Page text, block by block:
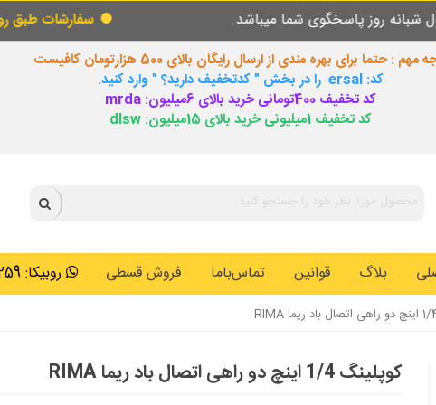
شما میباشد. سفارشات طبق روال عادی در
مهم : حتما برای بهره مندی از ارسال رایگان بالای 500 هزارتومان کافیست
کد: ersal را در بخش " کدتخفیف دارید؟ " وارد کنید.
کد تخفیف 400تومانی خرید بالای 6میلیون: mrda
کد تخفیف 1میلیونی خرید بالای 15میلیون: dlsw
روبیکا: 09120146259 بلاگ قوانین تماس‌باما فروش قسطی
کوپلینگ 1/4 اینچ دو راهی اتصال باد ریما RIMA